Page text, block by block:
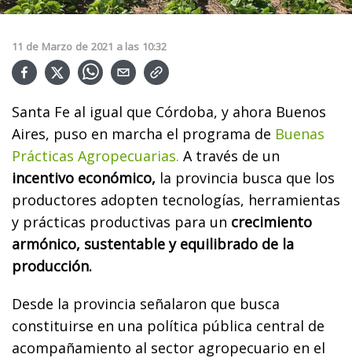
11 de Marzo de 2021 a las 10:32
Santa Fe al igual que Córdoba, y ahora Buenos
Aires, puso en marcha el programa de Buenas
Prácticas Agropecuarias. A través de un
incentivo económico, la provincia busca que los
productores adopten tecnologías, herramientas
y prácticas productivas para un crecimiento
armónico, sustentable y equilibrado de la
producción.
Desde la provincia señalaron que busca
constituirse en una política pública central de
acompañamiento al sector agropecuario en el